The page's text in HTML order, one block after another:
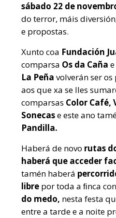
sábado 22 de
do terror, máis
e propostas.
Xunto coa Fundación
comparsa Os da Caña
La Peña volverán ser os
aos que xa se lles
comparsas Color Café,
Sonecase este ano
Pandilla.
Haberá de novo rutas
haberá que acceder
tamén haberá
libre por toda a ﬁnca con
do medo, nesta festa
entre a tarde e a noite